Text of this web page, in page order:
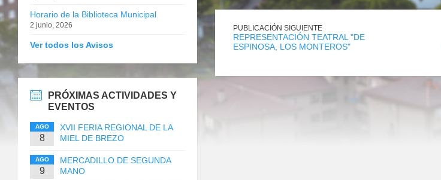
PUBLICACIÓN SIGUIENTE
REPRESENTACIÓN TEATRAL "DE
ESPINOSA, LOS MONTEROS"
Horario de la Biblioteca Municipal
2 junio, 2026
Ver todos los Avisos
PRÓXIMAS ACTIVIDADES Y
EVENTOS
AGO
8
XVII FERIA REGIONAL DE LA
MIEL DE BREZO
AGO
9
MERCADILLO DE SEGUNDA
MANO